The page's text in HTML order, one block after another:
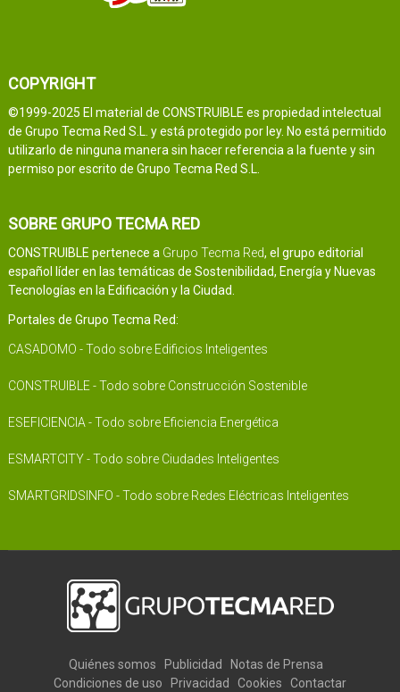
COPYRIGHT
©1999-2025 El material de CONSTRUIBLE es propiedad intelectual
de Grupo Tecma Red S.L. y está protegido por ley. No está permitido
utilizarlo de ninguna manera sin hacer referencia a la fuente y sin
permiso por escrito de Grupo Tecma Red S.L.
SOBRE GRUPO TECMA RED
CONSTRUIBLE pertenece a Grupo Tecma Red, el grupo editorial
español líder en las temáticas de Sostenibilidad, Energía y Nuevas
Tecnologías en la Edificación y la Ciudad.
Portales de Grupo Tecma Red:
CASADOMO - Todo sobre Edificios Inteligentes
CONSTRUIBLE - Todo sobre Construcción Sostenible
ESEFICIENCIA - Todo sobre Eficiencia Energética
ESMARTCITY - Todo sobre Ciudades Inteligentes
SMARTGRIDSINFO - Todo sobre Redes Eléctricas Inteligentes
Quiénes somos Publicidad
Notas de Prensa
Condiciones de uso
Privacidad Cookies Contactar